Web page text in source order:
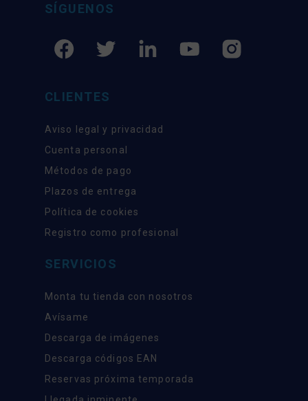
SÍGUENOS
CLIENTES
Aviso legal y privacidad
Cuenta personal
Métodos de pago
Plazos de entrega
Política de cookies
Registro como profesional
SERVICIOS
Monta tu tienda con nosotros
Avísame
Descarga de imágenes
Descarga códigos EAN
Reservas próxima temporada